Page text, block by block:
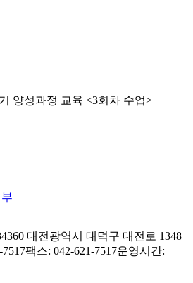
양성과정 교육 <3회차 수업>
대전광역시 대덕구 대전로 1348
팩스: 042-621-7517운영시간: